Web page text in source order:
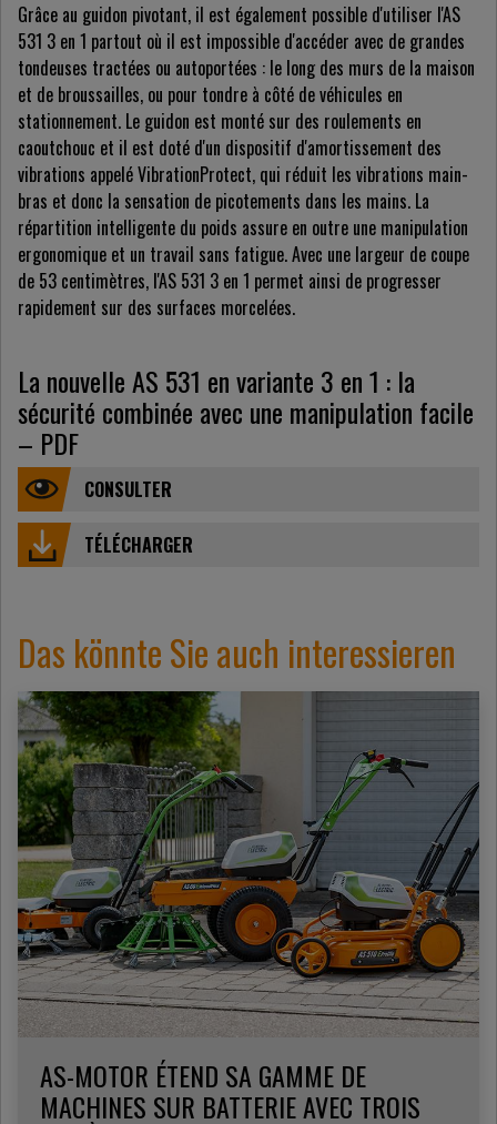
Grâce au guidon pivotant, il est également possible d'utiliser l'AS
531 3 en 1 partout où il est impossible d'accéder avec de grandes
tondeuses tractées ou autoportées : le long des murs de la maison
et de broussailles, ou pour tondre à côté de véhicules en
stationnement. Le guidon est monté sur des roulements en
caoutchouc et il est doté d'un dispositif d'amortissement des
vibrations appelé VibrationProtect, qui réduit les vibrations main-
bras et donc la sensation de picotements dans les mains. La
répartition intelligente du poids assure en outre une manipulation
ergonomique et un travail sans fatigue. Avec une largeur de coupe
de 53 centimètres, l'AS 531 3 en 1 permet ainsi de progresser
rapidement sur des surfaces morcelées.
La nouvelle AS 531 en variante 3 en 1 : la
sécurité combinée avec une manipulation facile
– PDF
CONSULTER
TÉLÉCHARGER
Das könnte Sie auch interessieren
AS-MOTOR ÉTEND SA GAMME DE
MACHINES SUR BATTERIE AVEC TROIS